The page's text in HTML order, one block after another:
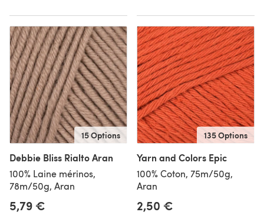
15 Options
Debbie Bliss Rialto Aran
100% Laine mérinos,
78m/50g, Aran
5,79 €
135 Options
Yarn and Colors Epic
100% Coton, 75m/50g,
Aran
2,50 €